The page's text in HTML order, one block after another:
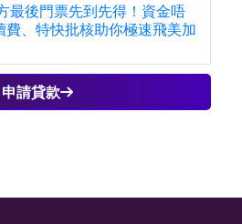
最後門票先到先得！資金唔
、特快批核助你極速飛美加
申請貸款